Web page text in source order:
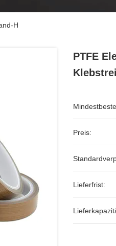
H
PTFE
Preis:
Lieferfrist: